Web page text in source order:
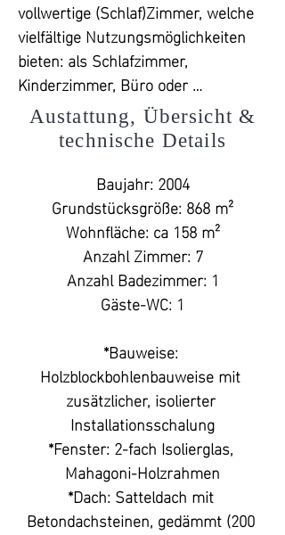
vollwertige (Schlaf)Zimmer, welche
vielfältige Nutzungsmöglichkeiten
bieten: als Schlafzimmer,
Kinderzimmer, Büro oder
Gästezimmer. Dazu kommen eine
geräumige Waschküche, eine
praktische Küche mit gemütlichem
Essbereich und Speisekammer. Das
ebenerdige und helle Tageslicht-
Badezimmer mit ebenerdiger
Dusche wurde erst kürzlich neu
saniert und für die Gäste steht ein
separates Gäste-WC zur Verfügung.
Wohnzimmer mit einer Raumhöhe
bis zum Giebel und mit Blick in den
grünen Garten. Der Kaminofen
macht das skandinavische Flair
perfekt und sorgt für wohlig-Warme
Stunden.
Die Ausstattung zeigt sich
Austattung, Übersicht &
technische Details
Baujahr: 2004
Grundstücksgröße: 868 m²
Wohnfläche: ca 158 m²
Anzahl Zimmer: 7
Anzahl Badezimmer: 1
Gäste-WC: 1
*Bauweise:
Holzblockbohlenbauweise mit
zusätzlicher, isolierter
Installationsschalung
*Fenster: 2-fach Isolierglas,
Mahagoni-Holzrahmen
*Dach: Satteldach mit
Betondachsteinen, gedämmt (200